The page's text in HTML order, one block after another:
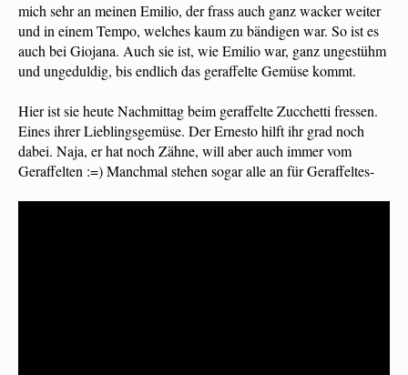
mich sehr an meinen Emilio, der frass auch ganz wacker weiter
und in einem Tempo, welches kaum zu bändigen war. So ist es
auch bei Giojana. Auch sie ist, wie Emilio war, ganz ungestühm
und ungeduldig, bis endlich das geraffelte Gemüse kommt.
Hier ist sie heute Nachmittag beim geraffelte Zucchetti fressen.
Eines ihrer Lieblingsgemüse. Der Ernesto hilft ihr grad noch
dabei. Naja, er hat noch Zähne, will aber auch immer vom
Geraffelten :=) Manchmal stehen sogar alle an für Geraffeltes-